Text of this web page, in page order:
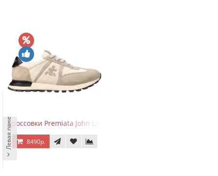
Кроссовки Premiata John Low Sand Light Brown
8490р.
Левая панель